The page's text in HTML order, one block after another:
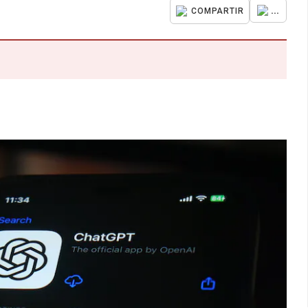
COMPARTIR ...